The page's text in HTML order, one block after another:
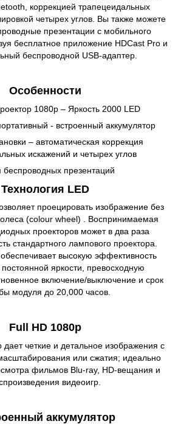
коррекцией трапецеидальных
четырех углов. Вы также можете
презентации с мобильного
бесплатное приложение HDCast Pro и
беспроводной USB-адаптер.
Особенности
1080p – Яркость 2000 LED
- встроенный аккумулятор
– автоматическая коррекция
искажений и четырех углов
презентаций
Технология LED
проецировать изображение без
(colour wheel) . Воспринимаемая
проекторов может в два раза
стандартного лампового проектора.
высокую эффективность
яркости, превосходную
включение/выключение и срок
модуля до 20,000 часов.
Full HD 1080p
четкие и детальное изображения с
или сжатия; идеально
фильмов Blu-ray, HD-вещания и
видеоигр.
аккумулятор